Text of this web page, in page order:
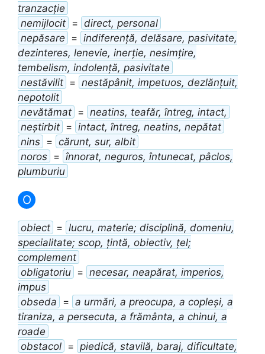
tranzacție
nemijlocit = direct, personal
nepăsare = indiferență, delăsare, pasivitate,
dezinteres, lenevie, inerție, nesimțire,
tembelism, indolență, pasivitate
nestăvilit = nestăpânit, impetuos, dezlănțuit,
nepotolit
nevătămat = neatins, teafăr, întreg, intact,
neștirbit = intact, întreg, neatins, nepătat
nins = cărunt, sur, albit
noros = înnorat, neguros, întunecat, pâclos,
plumburiu
O
obiect = lucru, materie; disciplină, domeniu,
specialitate; scop, țintă, obiectiv, țel;
complement
obligatoriu = necesar, neapărat, imperios,
impus
obseda = a urmări, a preocupa, a copleși, a
tiraniza, a persecuta, a frământa, a chinui, a
roade
obstacol = piedică, stavilă, baraj, dificultate,